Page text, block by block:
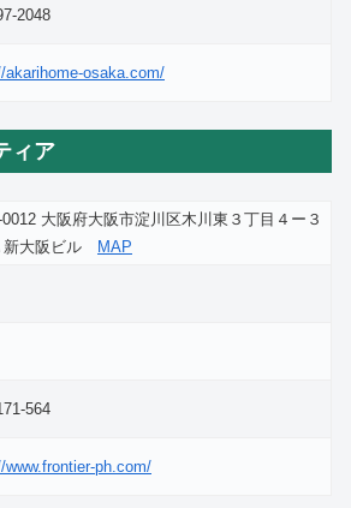
2048
akarihome-osaka.com/
ィア
大阪府大阪市淀川区木川東３丁目４ー３
新大阪ビル
MAP
564
www.frontier-ph.com/